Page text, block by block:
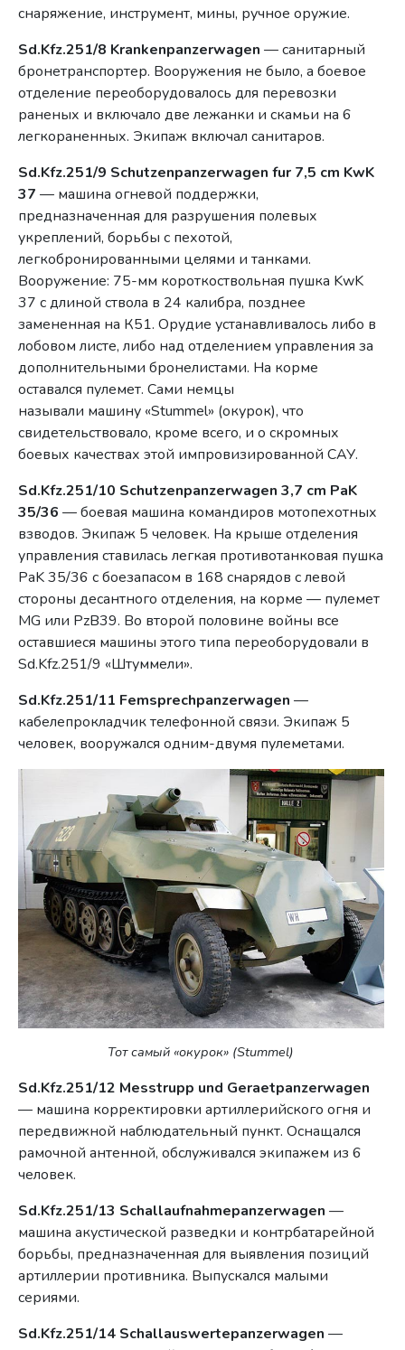
снаряжение, инструмент, мины, ручное оружие.
Sd.Kfz.251/8 Krankenpanzerwagen — санитарный
бронетранспортер. Вооружения не было, а боевое
отделение переоборудовалось для перевозки
раненых и включало две лежанки и скамьи на 6
легкораненных. Экипаж включал санитаров.
Sd.Kfz.251/9 Schutzenpanzerwagen fur 7,5 cm KwK
37 — машина огневой поддержки,
предназначенная для разрушения полевых
укреплений, борьбы с пехотой,
легкобронированными целями и танками.
Вооружение: 75-мм короткоствольная пушка KwK
37 с длиной ствола в 24 калибра, позднее
замененная на К51. Орудие устанавливалось либо в
лобовом листе, либо над отделением управления за
дополнительными бронелистами. На корме
оставался пулемет. Сами немцы
называли машину «Stummel» (окурок), что
свидетельствовало, кроме всего, и о скромных
боевых качествах этой импровизированной САУ.
Sd.Kfz.251/10 Schutzenpanzerwagen 3,7 cm PaK
35/36 — боевая машина командиров мотопехотных
взводов. Экипаж 5 человек. На крыше отделения
управления ставилась легкая противотанковая пушка
PaK 35/36 с боезапасом в 168 снарядов с левой
стороны десантного отделения, на корме — пулемет
MG или PzB39. Во второй половине войны все
оставшиеся машины этого типа переоборудовали в
Sd.Kfz.251/9 «Штуммели».
Sd.Kfz.251/11 Femsprechpanzerwagen —
кабелепрокладчик телефонной связи. Экипаж 5
человек, вооружался одним-двумя пулеметами.
Тот самый «окурок» (Stummel)
Sd.Kfz.251/12 Messtrupp und Geraetpanzerwagen
— машина корректировки артиллерийского огня и
передвижной наблюдательный пункт. Оснащался
рамочной антенной, обслуживался экипажем из 6
человек.
Sd.Kfz.251/13 Schallaufnahmepanzerwagen —
машина акустической разведки и контрбатарейной
борьбы, предназначенная для выявления позиций
артиллерии противника. Выпускался малыми
сериями.
Sd.Kfz.251/14 Schallauswertepanzerwagen —